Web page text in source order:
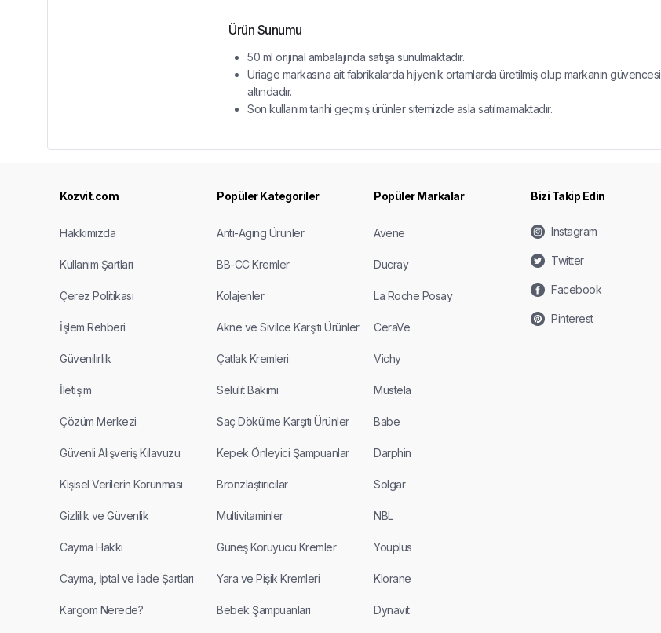
Ürün Sunumu
50 ml orijinal ambalajında satışa sunulmaktadır.
Uriage markasına ait fabrikalarda hijyenik ortamlarda üretilmiş olup markanın güvencesi
altındadır.
Son kullanım tarihi geçmiş ürünler sitemizde asla satılmamaktadır.
Kozvit.com
Hakkımızda
Kullanım Şartları
Çerez Politikası
İşlem Rehberi
Güvenilirlik
İletişim
Çözüm Merkezi
Güvenli Alışveriş Kılavuzu
Kişisel Verilerin Korunması
Gizlilik ve Güvenlik
Cayma Hakkı
Cayma, İptal ve İade Şartları
Kargom Nerede?
Popüler Kategoriler
Anti-Aging Ürünler
BB-CC Kremler
Kolajenler
Akne ve Sivilce Karşıtı Ürünler
Çatlak Kremleri
Selülit Bakımı
Saç Dökülme Karşıtı Ürünler
Kepek Önleyici Şampuanlar
Bronzlaştırıcılar
Multivitaminler
Güneş Koruyucu Kremler
Yara ve Pişik Kremleri
Bebek Şampuanları
Popüler Markalar
Avene
Ducray
La Roche Posay
CeraVe
Vichy
Mustela
Babe
Darphin
Solgar
NBL
Youplus
Klorane
Dynavit
Bizi Takip Edin
Instagram
Twitter
Facebook
Pinterest